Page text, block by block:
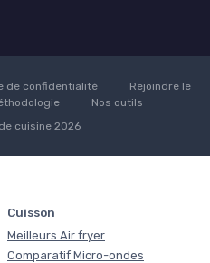
de confidentialité
Rejoindre le
Nos outils
cuisine 2026
Cuisson
Meilleurs Air fryer
Comparatif Micro-ondes